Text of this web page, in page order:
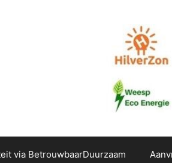
via BetrouwbaarDuurzaam